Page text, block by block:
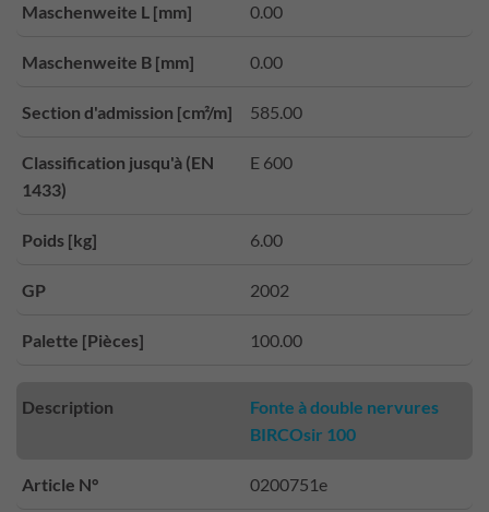
Maschenweite L [mm] 0.00
Maschenweite B [mm] 0.00
Section d'admission [cm²/m] 585.00
Classification jusqu'à (EN
1433)
E 600
Poids [kg] 6.00
GP 2002
Palette [Pièces] 100.00
Description
Fonte à double nervures
BIRCOsir 100
Article N° 0200751e